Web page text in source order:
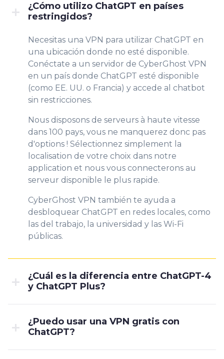
¿Cómo utilizo ChatGPT en países
restringidos?
Necesitas una VPN para utilizar ChatGPT en
una ubicación donde no esté disponible.
Conéctate a un servidor de CyberGhost VPN
en un país donde ChatGPT esté disponible
(como EE. UU. o Francia) y accede al chatbot
sin restricciones.
Nous disposons de serveurs à haute vitesse
dans 100 pays, vous ne manquerez donc pas
d'options ! Sélectionnez simplement la
localisation de votre choix dans notre
application et nous vous connecterons au
serveur disponible le plus rapide.
CyberGhost VPN también te ayuda a
desbloquear ChatGPT en redes locales, como
las del trabajo, la universidad y las Wi-Fi
públicas.
¿Cuál es la diferencia entre ChatGPT-4
y ChatGPT Plus?
¿Puedo usar una VPN gratis con
ChatGPT?